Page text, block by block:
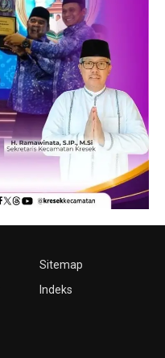
Sitemap
Indeks